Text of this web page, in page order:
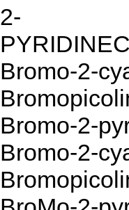
2-
Bromo-2-
Bromo-2-
Bromo-2-